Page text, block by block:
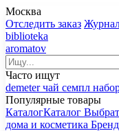
Москва
Отследить заказ
biblioteka
aromatov
Часто ищут
demeterчай семпл
Популярные товары
КаталогКаталог
дома и косметика